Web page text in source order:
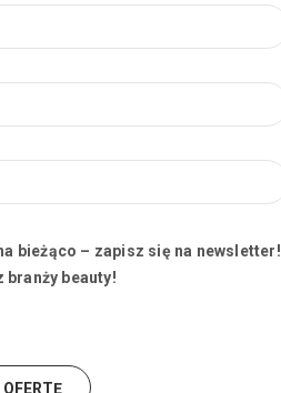
bieżąco – zapisz się na newsletter!
branży beauty!